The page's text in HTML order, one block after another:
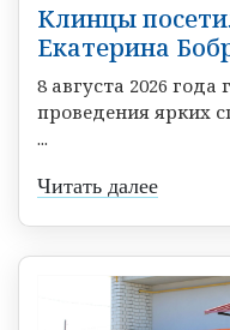
Клинцы
Екатерина
8 августа 2026
проведения ярких
...
Читать далее